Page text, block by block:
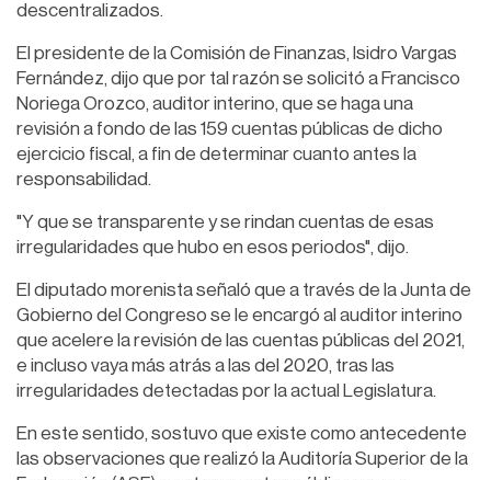
descentralizados.
El presidente de la Comisión de Finanzas, Isidro Vargas
Fernández, dijo que por tal razón se solicitó a Francisco
Noriega Orozco, auditor interino, que se haga una
revisión a fondo de las 159 cuentas públicas de dicho
ejercicio fiscal, a fin de determinar cuanto antes la
responsabilidad.
"Y que se transparente y se rindan cuentas de esas
irregularidades que hubo en esos periodos", dijo.
El diputado morenista señaló que a través de la Junta de
Gobierno del Congreso se le encargó al auditor interino
que acelere la revisión de las cuentas públicas del 2021,
e incluso vaya más atrás a las del 2020, tras las
irregularidades detectadas por la actual Legislatura.
En este sentido, sostuvo que existe como antecedente
las observaciones que realizó la Auditoría Superior de la